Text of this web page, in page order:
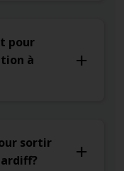
pour
à
sortir